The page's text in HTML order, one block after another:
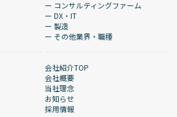
ー コンサルティングファーム
ー DX・IT
ー 製造
ー その他業界・職種
会社紹介TOP
会社概要
当社理念
お知らせ
採用情報